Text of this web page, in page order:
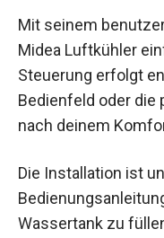
Mit seinem
Midea Luftkühler
Steuerung erfolgt
Bedienfeld oder die
nach deinem
Die Installation ist
Wassertank zu